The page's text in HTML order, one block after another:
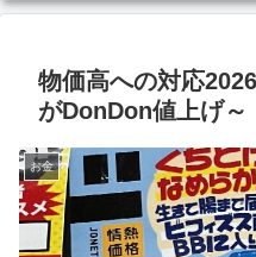
物価高への対応
がDonDon値上げ～
お金